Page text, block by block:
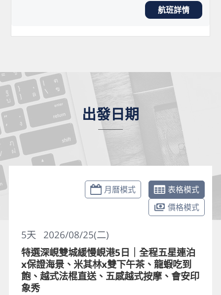
航班詳情
出發日期
月曆模式
表格模式
價格模式
2026/08/25(二)
5天
特選深峴雙城緩慢峴港5日｜全程五星連泊
x保證海景、米其林x雙下午茶、龍蝦吃到
飽、越式法棍直送、五感越式按摩、會安印
象秀